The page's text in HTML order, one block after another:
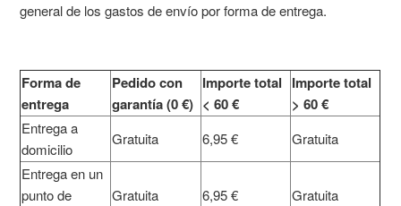
general de los gastos de envío por forma de entrega.
Forma de
entrega
Pedido con
garantía (0 €)
Importe total
< 60 €
Importe total
> 60 €
Entrega a
domicilio
Gratuita 6,95 €
Gratuita
Entrega en un
punto de
Gratuita 6,95 € Gratuita